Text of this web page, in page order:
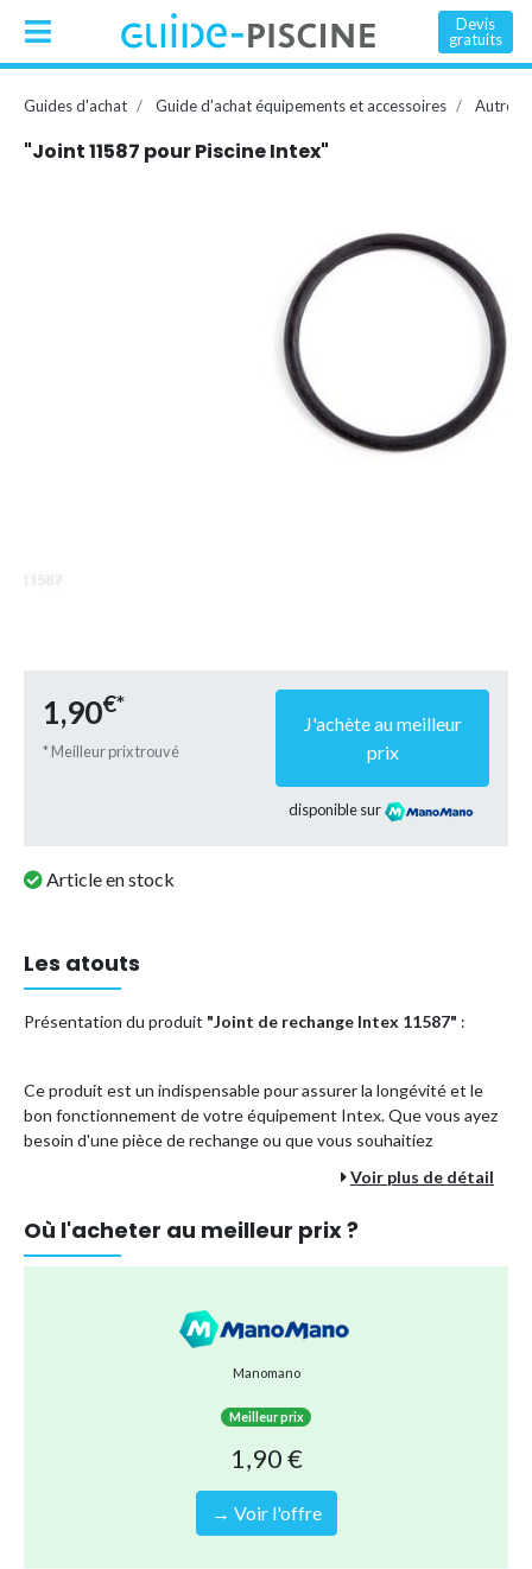
Devis
gratuits
Guides d'achat Guide d'achat équipements et accessoires Autres
"Joint 11587 pour Piscine Intex"
1,90€*
* Meilleur prix trouvé
J'achète au meilleur
prix
disponible sur
Article en stock
Les atouts
Présentation du produit "Joint de rechange Intex 11587" :
Ce produit est un indispensable pour assurer la longévité et le
bon fonctionnement de votre équipement Intex. Que vous ayez
besoin d'une pièce de rechange ou que vous souhaitiez
est la solution qu'il vous faut.
Conçu pour être le joint de rechange parfait pour votre
"Le Joint de rechange Intex 11587", un choix de qualité pour
l'entretien régulier de vos équipements Intex.
Autres accessoires et équipements
1000027217893
Voir plus de détail
Où l'acheter au meilleur prix ?
Manomano
Meilleur prix
1,90 €
→ Voir l'offre